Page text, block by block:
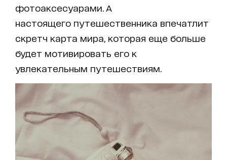
фотоаксесуарами. А
настоящего путешественника впечатлит
скретч карта мира, которая еще больше
будет мотивировать его к
увлекательным путешествиям.